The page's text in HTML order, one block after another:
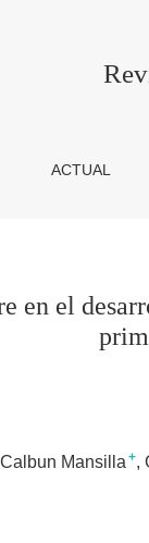
de la
ACTUAL
en el
Mansilla +